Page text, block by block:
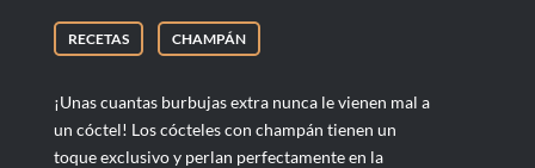
RECETAS CHAMPÁN
¡Unas cuantas burbujas extra nunca le vienen mal a
un cóctel! Los cócteles con champán tienen un
toque exclusivo y perlan perfectamente en la